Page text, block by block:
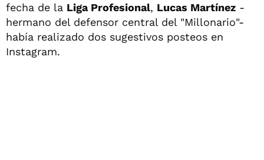
fecha de la Liga Profesional, Lucas Martínez -
hermano del defensor central del "Millonario"-
había realizado dos sugestivos posteos en
Instagram.